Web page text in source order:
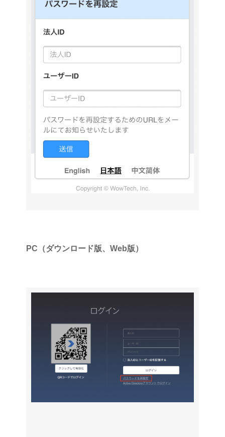
PC（ダウンロード版、Web版）